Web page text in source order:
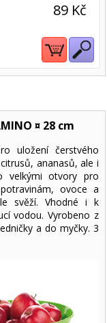
89 Kč
¤ 28 cm
uložení čerstvého
ananasů, ale i
velkými otvory pro
ovoce a
svěží. Vhodné i k
vodou. Vyrobeno z
a do myčky. 3